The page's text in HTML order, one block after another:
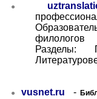
●
Разделы:
● vusnet.ru -